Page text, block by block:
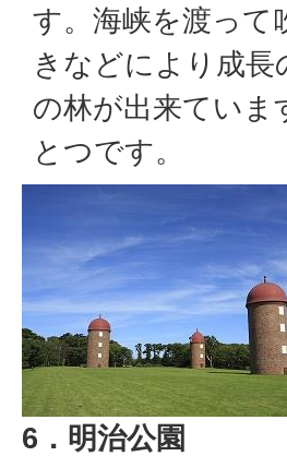
す。海峡を渡って
きなどにより成
の林が出来ていま
とつです。
6．明治公園